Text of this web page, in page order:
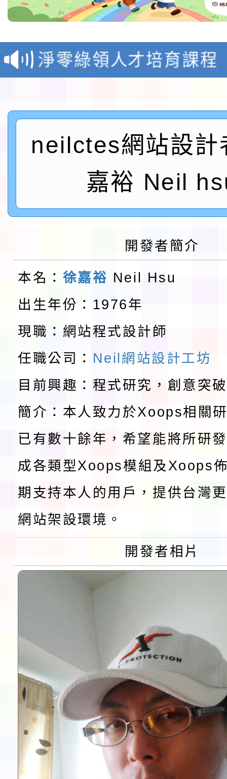
教育部校安中心白海豚
報
淨零綠領人才培育課程
檢送桃園市115學年度
及師生本土語及新住民
實施要點各1份
115年食農教育專業人
程
函轉國家通訊傳播委員
鎮韌性（防空）演習－
「115年金融知識線上
本校115學年度第1學
告(不再辦理後續甄選)
檢送「桃園市115學年
賽實施要點」1份
本市「115學年度學生
程安排一案
「桃園市補助參觀特色
展演活動實施計畫」
請一案
教育部校安中心白海豚
報
淨零綠領人才培育課程
檢送桃園市115學年度
及師生本土語及新住民
實施要點各1份
115年食農教育專業人
程
函轉國家通訊傳播委員
鎮韌性（防空）演習－
速演練執行計畫」
「115年金融知識線上
本校115學年度第1學
第3次招考代課鐘點教
告(不再辦理後續甄選)
檢送「桃園市115學年
賽實施要點」1份
本市「115學年度學生
程安排一案
「桃園市補助參觀特色
展演活動實施計畫」
請一案
neilctes網站設計
嘉裕 Neil
開發者簡介
本名： 徐嘉裕 Neil Hsu
出生年份：1976年
現職：網站程式設計師
任職公司： Neil網站設計工坊
目前興趣：程式研究，創意突
簡介：本人致力於Xoops相關
已有數十餘年，希望能將所研
成各類型Xoops模組及Xoops
期支持本人的用戶，提供台灣
網站架設環境。
開發者相片